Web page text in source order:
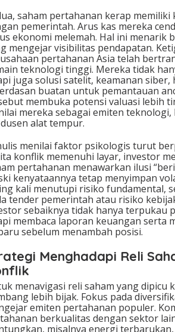
saham pertahanan kerap
pemerintah. Arus kas mereka
ekonomi melemah. Hal ini menarik
mengejar visibilitas pendapatan.
pertahanan Asia telah
teknologi tinggi. Mereka tidak
juga solusi satelit, keamanan siber,
buatan untuk pemantauan
membuka potensi valuasi lebih
mereka sebagai emiten teknologi,
alat tempur.
menilai faktor psikologis turut
konflik memenuhi layar, investor
pertahanan menawarkan ilusi
kenyataannya tetap menyimpan
kali menutupi risiko fundamental,
tender pemerintah atau risiko
sebaiknya tidak hanya terpukau
membaca laporan keuangan serta
sebelum menambah posisi.
Menghadapi Reli
menavigasi reli saham yang dipicu
lebih bijak. Fokus pada
emiten pertahanan populer.
berkualitas dengan sektor
misalnya energi